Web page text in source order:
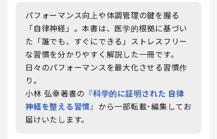
パフォーマンス向上や体調管理の鍵を握る
「自律神経」。本書は、医学的根拠に基づい
た「誰でも、すぐにできる」ストレスフリー
な習慣を分かりやすく解説した一冊です。
日々のパフォーマンスを最大化させる習慣作
り。
小林 弘幸著書の 『科学的に証明された 自律
神経を整える習慣』 から一部転載･編集してお
届けいたします。